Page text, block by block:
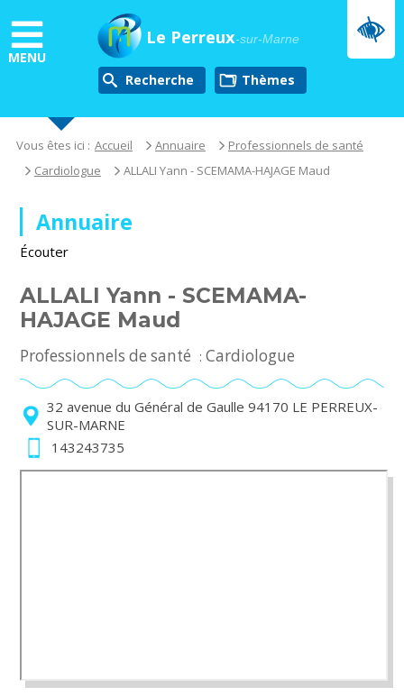
au
contenu
principal
MENU
Le Perreux-sur-Marne
Recherche thèmes
Vous êtes ici : Accueil Annuaire
Professionnels de santé
Cardiologue
ALLALI Yann - SCEMAMA-HAJAGE Maud
Annuaire
Écouter
ALLALI Yann - SCEMAMA-
HAJAGE Maud
Professionnels de santé :Cardiologue
32 avenue du Général de Gaulle 94170 LE PERREUX-
SUR-MARNE
143243735